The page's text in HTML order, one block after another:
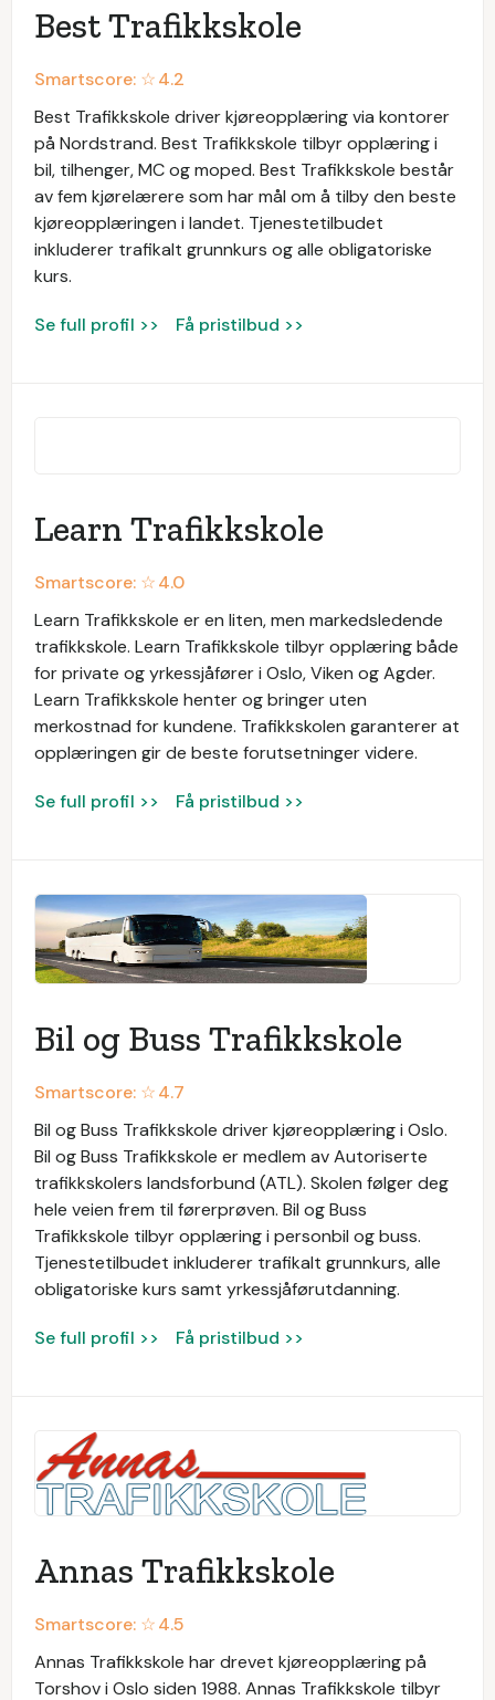
Best Trafikkskole
Smartscore: ☆4.2
Best Trafikkskole driver kjøreopplæring via kontorer
på Nordstrand. Best Trafikkskole tilbyr opplæring i
bil, tilhenger, MC og moped. Best Trafikkskole består
av fem kjørelærere som har mål om å tilby den beste
kjøreopplæringen i landet. Tjenestetilbudet
inkluderer trafikalt grunnkurs og alle obligatoriske
kurs.
Se full profil >> Få pristilbud >>
Learn Trafikkskole
Smartscore: ☆4.0
Learn Trafikkskole er en liten, men markedsledende
trafikkskole. Learn Trafikkskole tilbyr opplæring både
for private og yrkessjåfører i Oslo, Viken og Agder.
Learn Trafikkskole henter og bringer uten
merkostnad for kundene. Trafikkskolen garanterer at
opplæringen gir de beste forutsetninger videre.
Se full profil >> Få pristilbud >>
Bil og Buss Trafikkskole
Smartscore: ☆4.7
Bil og Buss Trafikkskole driver kjøreopplæring i Oslo.
Bil og Buss Trafikkskole er medlem av Autoriserte
trafikkskolers landsforbund (ATL). Skolen følger deg
hele veien frem til førerprøven. Bil og Buss
Trafikkskole tilbyr opplæring i personbil og buss.
Tjenestetilbudet inkluderer trafikalt grunnkurs, alle
obligatoriske kurs samt yrkessjåførutdanning.
Se full profil >> Få pristilbud >>
Annas Trafikkskole
Smartscore: ☆4.5
Annas Trafikkskole har drevet kjøreopplæring på
Torshov i Oslo siden 1988. Annas Trafikkskole tilbyr